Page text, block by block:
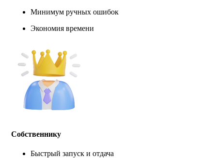
Минимум ручных ошибок
Экономия времени
Собственнику
Быстрый запуск и отдача